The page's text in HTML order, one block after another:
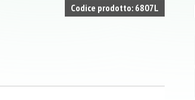
Codice prodotto: 6807L